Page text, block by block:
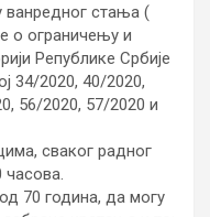
стања (
о ограничењу и
Републике Србије
34/2020, 40/2020,
56/2020, 57/2020 и
сваког радног
часова.
70 година, да могу